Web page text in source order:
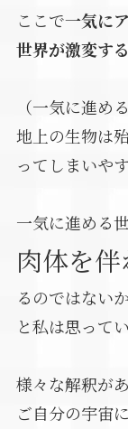
ここで一気に
世界が激変す
（一気に進め
地上の生物は
ってしまいや
一気に進める
肉体を
るのではないか
と私は思ってい
様々な解釈が
ご自分の宇宙